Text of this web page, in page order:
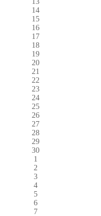
14
15
16
17
18
19
20
21
22
23
24
25
26
27
28
29
30
1
2
3
4
5
6
7